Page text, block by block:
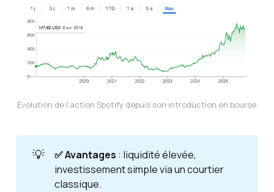
Évolution de l'action Spotify depuis son introduction en bourse.
💡 ✅ Avantages : liquidité élevée,
investissement simple via un courtier
classique.